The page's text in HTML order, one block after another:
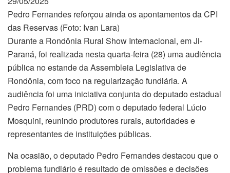
Pedro Fernandes reforçou ainda os apontamentos da CPI
das Reservas (Foto: Ivan Lara)
Durante a Rondônia Rural Show Internacional, em Ji-
Paraná, foi realizada nesta quarta-feira (28) uma audiência
pública no estande da Assembleia Legislativa de
Rondônia, com foco na regularização fundiária. A
audiência foi uma iniciativa conjunta do deputado estadual
Pedro Fernandes (PRD) com o deputado federal Lúcio
Mosquini, reunindo produtores rurais, autoridades e
representantes de instituições públicas.
Na ocasião, o deputado Pedro Fernandes destacou que o
problema fundiário é resultado de omissões e decisões